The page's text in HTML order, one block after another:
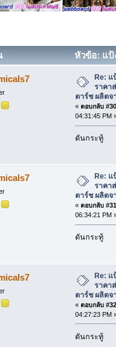
หัวข้อ: แป้
จากถั่วลันเตา (อ่าน 20456 ค
Re: แ
ราคา
ตาร์ช ผลิตจ
« ตอบกลับ
04:31:45 PM
ดันกระทู้
Re: แ
ราคา
ตาร์ช ผลิตจ
« ตอบกลับ
06:34:21 PM
ดันกระทู้
Re: แ
ราคา
ตาร์ช ผลิตจ
« ตอบกลับ
04:27:23 PM
ดันกระทู้